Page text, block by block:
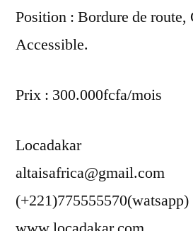
Position : Bordure de route,
Accessible.
Prix : 300.000fcfa/mois
Locadakar
altaisafrica@gmail.com
(+221)775555570(watsapp)